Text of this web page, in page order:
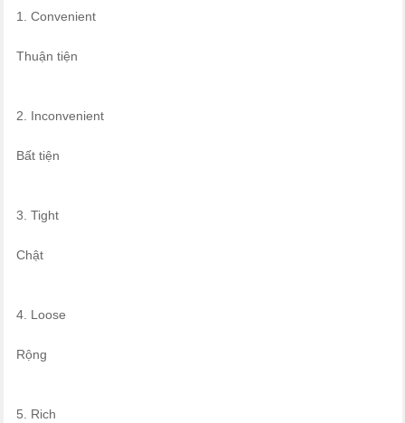
1. Convenient
Thuận tiện
2. Inconvenient
Bất tiện
3. Tight
Chật
4. Loose
Rộng
5. Rich